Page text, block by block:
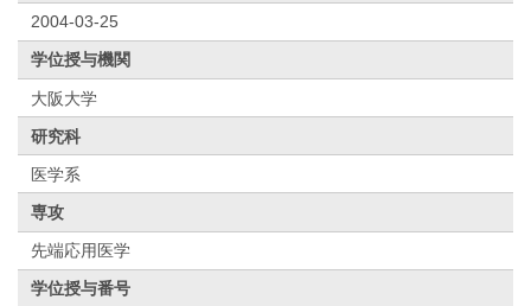
2004-03-25
学位授与機関
大阪大学
研究科
医学系
専攻
先端応用医学
学位授与番号